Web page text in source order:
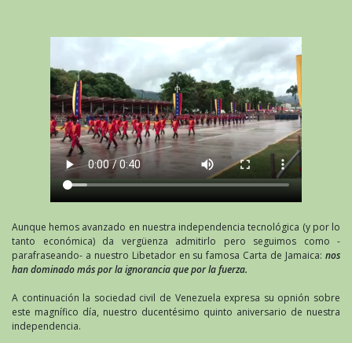
Aunque hemos avanzado en nuestra independencia tecnológica (y por lo
tanto económica) da vergüenza admitirlo pero seguimos como -
parafraseando- a nuestro Libetador en su famosa Carta de Jamaica: nos
han dominado más por la ignorancia que por la fuerza.
A continuación la sociedad civil de Venezuela expresa su opnión sobre
este magnífico día, nuestro ducentésimo quinto aniversario de nuestra
independencia.